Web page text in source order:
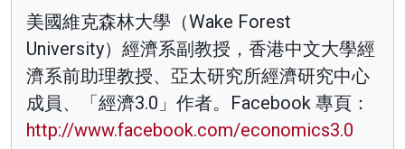
美國維克森林大學（Wake Forest
University）經濟系副教授，香港中文大學經
濟系前助理教授、亞太研究所經濟研究中心
成員、「經濟3.0」作者。Facebook 專頁：
http://www.facebook.com/economics3.0